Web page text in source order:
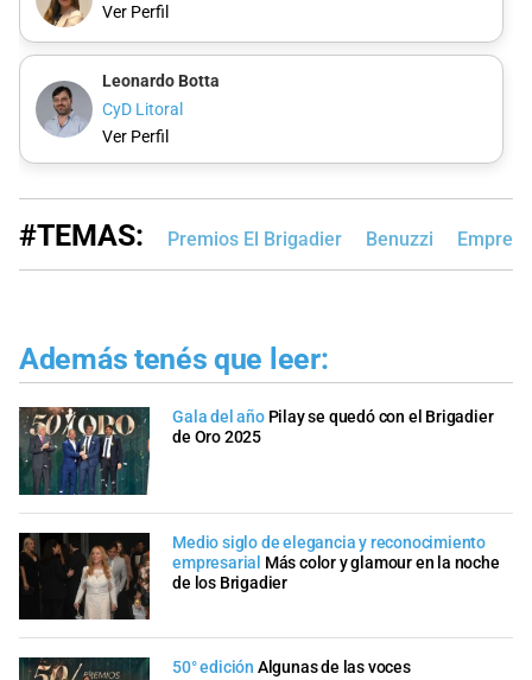
Ver Perfil
Leonardo Botta
CyD Litoral
Ver Perfil
#TEMAS: Premios El Brigadier Benuzzi
Además tenés que leer:
Gala del año Pilay se quedó con el Brigadier
de Oro 2025
Medio siglo de elegancia y reconocimiento
empresarial Más color y glamour en la noche
de los Brigadier
50° edición Algunas de las voces